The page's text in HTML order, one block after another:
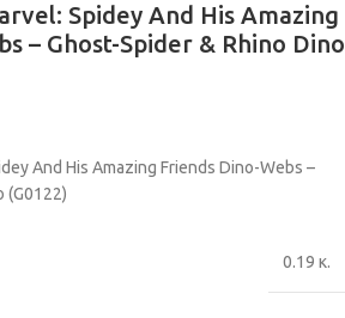
Spidey And His Amazing
– Ghost-Spider & Rhino Dino
And His Amazing Friends Dino-Webs –
(G0122)
0.19 κ.